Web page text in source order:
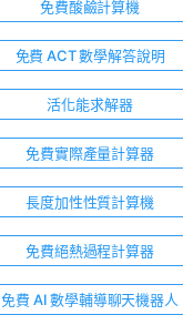
免費酸鹼計算機
免費 ACT 數學解答說明
活化能求解器
免費實際產量計算器
長度加性性質計算機
免費絕熱過程計算器
免費 AI 數學輔導聊天機器人